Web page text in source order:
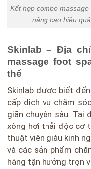
Kết hợp combo
nâng cao hiệu
Skinlab – Địa
massage foot
thể
Skinlab được biết
cấp dịch vụ chăm
giãn chuyên sâu. Tại
xông hơi thải độc cơ
thuật viên giàu kinh
và các sản phẩm
hàng tận hưởng trọn